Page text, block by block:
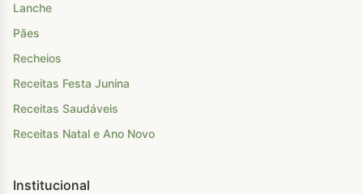
Lanche
Pães
Recheios
Receitas Festa Junina
Receitas Saudáveis
Receitas Natal e Ano Novo
Institucional